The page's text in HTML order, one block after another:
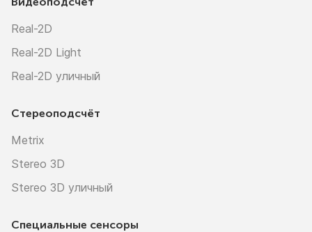
Real-2D
Real-2D Light
Real-2D уличный
Стереоподсчёт
Metrix
Stereo 3D
Stereo 3D уличный
Специальные сенсоры